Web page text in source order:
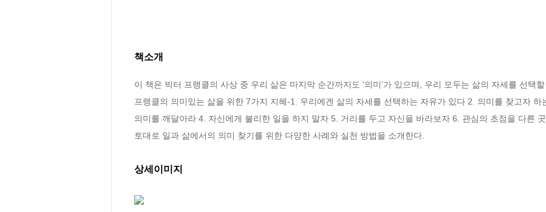
책소개
이 책은 빅터 프랭클의 사상 중 우리 삶은 마지막 순간까지도 ‘의미’가 있으며, 우리 모두는 삶의 자세를 선택
프랭클의 의미있는 삶을 위한 7가지 지혜-1. 우리에겐 삶의 자세를 선택하는 자유가 있다 2. 의미를 찾고자
의미를 깨달아라 4. 자신에게 불리한 일을 하지 말자 5. 거리를 두고 자신을 바라보자 6. 관심의 초점을 다른
토대로 일과 삶에서의 의미 찾기를 위한 다양한 사례와 실천 방법을 소개한다.
상세이미지